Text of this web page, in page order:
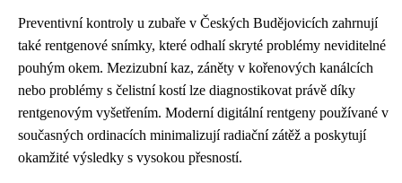
Preventivní kontroly u zubaře v Českých Budějovicích zahrnují
také rentgenové snímky, které odhalí skryté problémy neviditelné
pouhým okem. Mezizubní kaz, záněty v kořenových kanálcích
nebo problémy s čelistní kostí lze diagnostikovat právě díky
rentgenovým vyšetřením. Moderní digitální rentgeny používané v
současných ordinacích minimalizují radiační zátěž a poskytují
okamžité výsledky s vysokou přesností.